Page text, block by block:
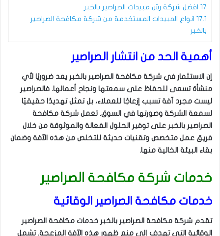
17 افضل شركة رش مبيدات الصراصير بالخبر
17.1 انواع المبيدات المستخدمة من شركة مكافحة الصراصير
بالخبر
أهمية الحد من انتشار الصراصير
إن الاستثمار في شركة مكافحة الصراصير بالخبر يعد ضروريًا لأي
منشأة تسعى للحفاظ على سمعتها ونجاح أعمالها. فالصراصير
ليست مجرد آفة تسبب إزعاجًا للعملاء، بل تمثل تهديدًا حقيقيًا
لسمعة الشركة وصورتها في السوق. تعمل شركة مكافحة
الصراصير بالخبر على توفير الحلول الفعالة والموثوقة من خلال
فريق عمل متخصص وتقنيات حديثة للتخلص من هذه الآفة وضمان
بقاء البيئة الخالية منها.
خدمات شركة مكافحة الصراصير
خدمات مكافحة الصراصير الوقائية
تقدم شركة مكافحة الصراصير بالخبر خدمات مكافحة الصراصير
الوقائية التي تهدف إلى منع ظهور هذه الآفة المزعجة. تشمل